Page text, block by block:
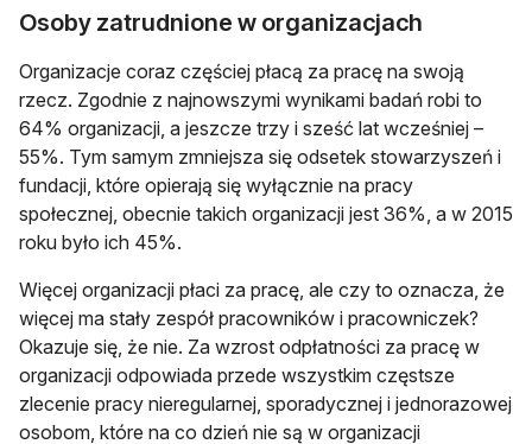
Osoby zatrudnione w organizacjach
Organizacje coraz częściej płacą za pracę na swoją
rzecz. Zgodnie z najnowszymi wynikami badań robi to
64% organizacji, a jeszcze trzy i sześć lat wcześniej –
55%. Tym samym zmniejsza się odsetek stowarzyszeń i
fundacji, które opierają się wyłącznie na pracy
społecznej, obecnie takich organizacji jest 36%, a w 2015
roku było ich 45%.
Więcej organizacji płaci za pracę, ale czy to oznacza, że
więcej ma stały zespół pracowników i pracowniczek?
Okazuje się, że nie. Za wzrost odpłatności za pracę w
organizacji odpowiada przede wszystkim częstsze
zlecenie pracy nieregularnej, sporadycznej i jednorazowej
osobom, które na co dzień nie są w organizacji